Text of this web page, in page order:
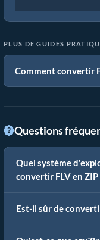
PLUS DE GUIDES
Comment convertir
Questions
Quel système
convertir FLV en ZIP
Est-il sûr de